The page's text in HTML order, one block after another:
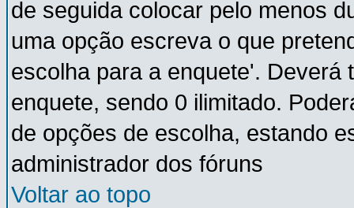
de seguida colocar pelo menos
uma opção escreva o que
escolha para a enquete'. Deverá
enquete, sendo 0 ilimitado.
de opções de escolha, estando
administrador dos fóruns
Voltar ao topo